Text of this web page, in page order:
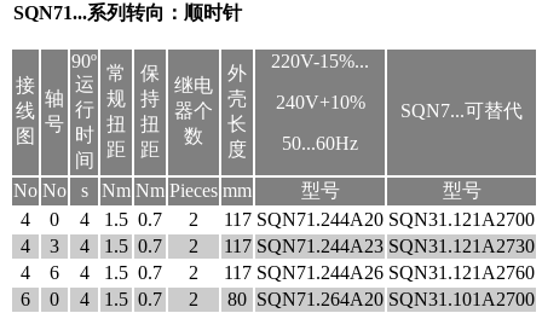
SQN71...系列转向：顺时针
接
线
图
轴
号
90º
运
行
时
间
常
规
扭
距
保
持
扭
距
继电
器个
数
外
壳
长
度
220V-15%...
240V+10%
50...60Hz
SQN7...可替代
No No s Nm Nm Pieces mm 型号
型号
4
0 4 1.5 0.7 2 117 SQN71.244A20 SQN31.121A2700
4
3 4 1.5 0.7 2 117 SQN71.244A23 SQN31.121A2730
4
6 4 1.5 0.7 2 117 SQN71.244A26 SQN31.121A2760
6
0 4 1.5 0.7 2 80 SQN71.264A20 SQN31.101A2700